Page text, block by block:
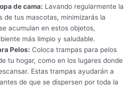
de cama: Lavando regularmente la
de tus mascotas, minimizarás la
acumulan en estos objetos,
más limpio y saludable.
Pelos: Coloca trampas para pelos
tu hogar, como en los lugares donde
Estas trampas ayudarán a
de que se dispersen por toda la